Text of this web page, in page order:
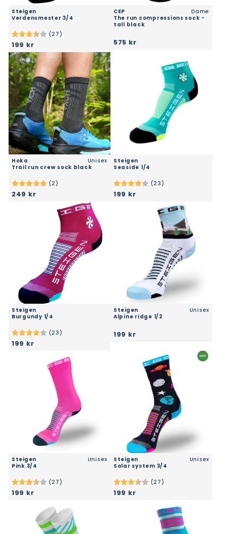
Steigen
verdensmester 3/4
Karakter: (27)
3.9 av 5 mulige
199 kr
CEP
Dame
the run compressions sock -
tall black
575 kr
Hoka
Unisex
trail run crew sock black
Karakter: (2)
5.0 av 5 mulige
249 kr
Steigen
seaside 1/4
Karakter: (23)
4.0 av 5 mulige
199 kr
Steigen
burgundy 1/4
Karakter: (23)
4.0 av 5 mulige
199 kr
Steigen
Unisex
alpine ridge 1/2
199 kr
Steigen
Unisex
pink 3/4
Karakter: (27)
3.9 av 5 mulige
199 kr
Steigen
Unisex
solar system 3/4
Karakter: (27)
3.9 av 5 mulige
199 kr